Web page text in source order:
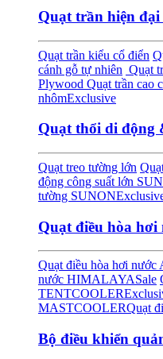
Quạt trần hiện
Quạt trần kiểu cổ điển
cánh gỗ tự nhiên Quạt
Plywood Quạt trần cao
nhômExclusive
Quạt thổi di động
Quạt treo tường lớn
động công suất lớn
tường SUNON
Quạt điều hòa hơi
Quạt điều hòa hơi
nước HIMALAYASale
TENTCOOLER
MASTCOOLERQuạt
Bộ điều khiển